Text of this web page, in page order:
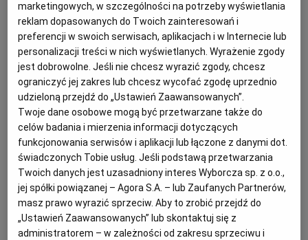
WROCŁAW
ZAKOPANE
ZIELONA GÓRA
Sposób przygotowania
1. Rozgrzej piekarnik do 180 st.
2. Oprósz blat roboczy cukrem i rozwałkuj ciasto na
prostokąt o wymiarach ok. 20 x 15 cm. Oprósz cukrem
i przetocz wałek po cieście, by wcisnąć w nie cukier.
Ciasto zwiń w rulon wzdłuż dłuższego boku.
3. Pokrój rulon na 6 kawałków jednakowej wielkości.
Wyłóż każdym kawałkiem foremkę do babeczek,
układając ciasto spiralnie i dokładnie przyciskając je do
ścianek.
marketingowych, w szczególności na potrzeby wyświetlania
reklam dopasowanych do Twoich zainteresowań i
preferencji w swoich serwisach, aplikacjach i w Internecie lub
personalizacji treści w nich wyświetlanych. Wyrażenie zgody
jest dobrowolne. Jeśli nie chcesz wyrazić zgody, chcesz
ograniczyć jej zakres lub chcesz wycofać zgodę uprzednio
udzieloną przejdź do „Ustawień Zaawansowanych”.
Twoje dane osobowe mogą być przetwarzane także do
celów badania i mierzenia informacji dotyczących
funkcjonowania serwisów i aplikacji lub łączone z danymi dot.
świadczonych Tobie usług. Jeśli podstawą przetwarzania
Twoich danych jest uzasadniony interes Wyborcza sp. z o.o.,
jej spółki powiązanej – Agora S.A. – lub Zaufanych Partnerów,
masz prawo wyrazić sprzeciw. Aby to zrobić przejdź do
„Ustawień Zaawansowanych” lub skontaktuj się z
administratorem – w zależności od zakresu sprzeciwu i